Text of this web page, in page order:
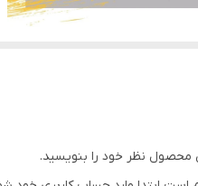
محصول نظر خود را بنویسید.